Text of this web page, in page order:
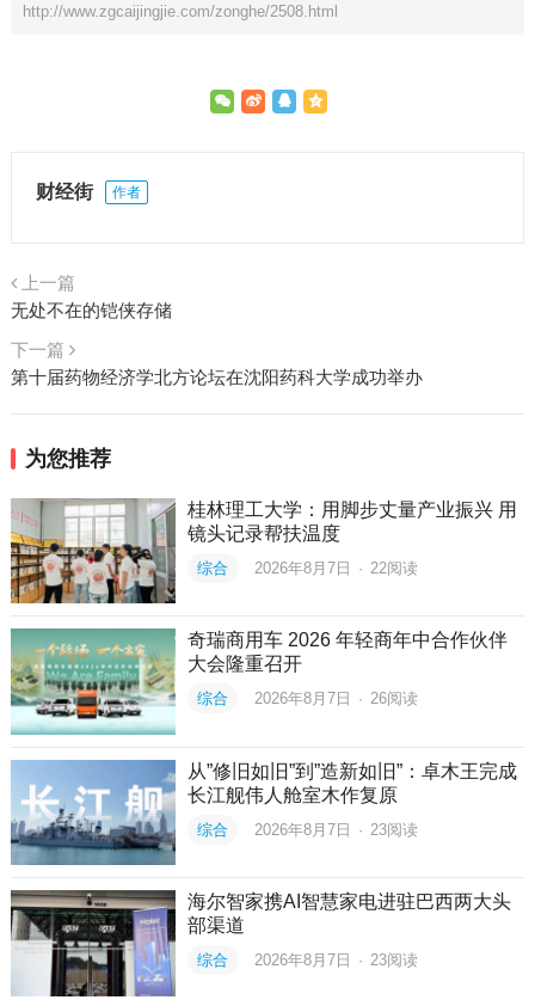
http://www.zgcaijingjie.com/zonghe/2508.html
财经街 作者
上一篇
无处不在的铠侠存储
下一篇
第十届药物经济学北方论坛在沈阳药科大学成功举办
为您推荐
桂林理工大学：用脚步丈量产业振兴 用
镜头记录帮扶温度
综合 2026年8月7日 · 22阅读
奇瑞商用车 2026 年轻商年中合作伙伴
大会隆重召开
综合 2026年8月7日 · 26阅读
从”修旧如旧”到”造新如旧”：卓木王完成
长江舰伟人舱室木作复原
综合 2026年8月7日 · 23阅读
海尔智家携AI智慧家电进驻巴西两大头
部渠道
综合 2026年8月7日 · 23阅读